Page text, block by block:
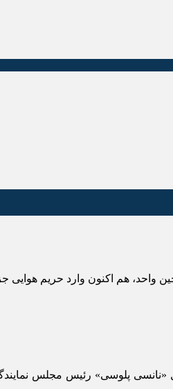
واحد، هم اکنون وارد حریم هوایی
«نانسی پلوسی» رئیس مجلس